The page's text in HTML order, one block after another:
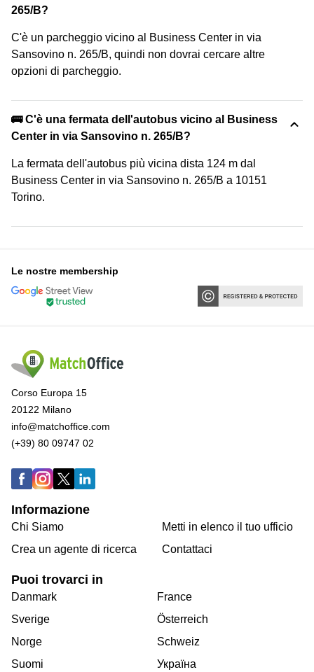
265/B?
C'è un parcheggio vicino al Business Center in via
Sansovino n. 265/B, quindi non dovrai cercare altre
opzioni di parcheggio.
🚌 C'è una fermata dell'autobus vicino al Business
Center in via Sansovino n. 265/B?
La fermata dell'autobus più vicina dista 124 m dal
Business Center in via Sansovino n. 265/B a 10151
Torino.
Le nostre membership
Corso Europa 15
20122 Milano
info@matchoffice.com
(+39) 80 09747 02
Informazione
Chi Siamo
Crea un agente di ricerca
Metti in elenco il tuo ufficio
Contattaci
Puoi trovarci in
Danmark
Sverige
Norge
Suomi
France
Österreich
Schweiz
Україна